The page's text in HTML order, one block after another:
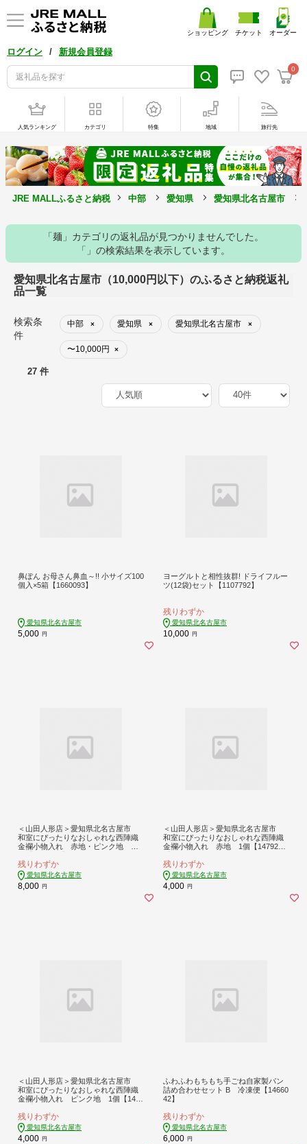
ログイン / 新規会員登録
0
ショッピング チケット オーダー
人気ランキング カテゴリ 特集 地域 旅行先
JRE MALLふるさと納税 中部 愛知県 愛知県北名古屋市
「麺」カテゴリの返礼品が見つかりませんでした。
「」の検索結果を表示しています。
愛知県北名古屋市（10,000円以下）のふるさと納税返礼
品一覧
検索条
件
中部 × 愛知県 × 愛知県北名古屋市 ×
〜10,000円 ×
27 件
鼻ぽん お母さん鼻血～!! 小サイズ100
個入×5箱【1660093】
愛知県北名古屋市
5,000 円
ヨーグルトと相性抜群! ドライフルー
ツ(12袋)セット【1107792】
残りわずか
愛知県北名古屋市
10,000 円
＜山田人形店＞愛知県北名古屋市
和室にぴったりなおしゃれな西陣織
金襴小物入れ 赤地・ピンク地 各1
残りわずか
愛知県北名古屋市
8,000 円
＜山田人形店＞愛知県北名古屋市
和室にぴったりなおしゃれな西陣織
金襴小物入れ 赤地 1個【147920
残りわずか
愛知県北名古屋市
4,000 円
＜山田人形店＞愛知県北名古屋市
和室にぴったりなおしゃれな西陣織
金襴小物入れ ピンク地 1個【1479
残りわずか
愛知県北名古屋市
4,000 円
ふわふわもちもち手ごね自家製パン
詰め合わせセット B 冷凍便【14660
42】
残りわずか
愛知県北名古屋市
6,000 円